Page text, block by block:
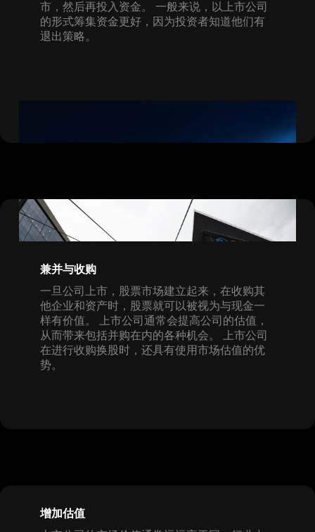
市，然后再投入资金。 一般来说，以上市公司
的形式筹集资金更好，因为投资者知道他们有
退出策略。
兼并与收购
一旦公司上市，股票市场建立起来，在收购其
他企业和资产时，股票就可以被视为与现金一
样有价值。 上市公司通常会提高公司的估值，
从而带来包括并购在内的各种机会。 上市公司
在进行收购换股时，还具有使用市场估值的优
势。
增加估值